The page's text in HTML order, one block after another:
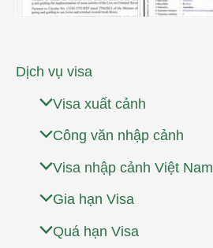
Dịch vụ visa
Visa xuất cảnh
Công văn nhập cảnh
Visa nhập cảnh Việt Nam
Gia hạn Visa
Quá hạn Visa